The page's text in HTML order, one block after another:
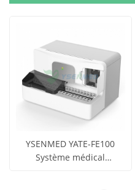
YSENMED YATE-FE100
Système médical